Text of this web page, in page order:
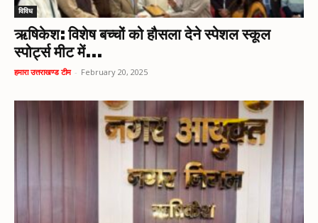
विविध
ऋषिकेश: विशेष बच्चों को हौसला देने स्पेशल स्कूल
स्पोर्ट्स मीट में...
हमारा उत्तराखण्ड टीम - February 20, 2025